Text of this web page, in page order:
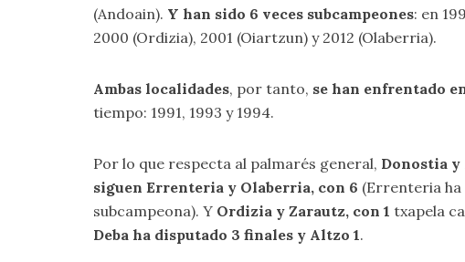
(Andoain). Y han sido 6 veces subcampeones: en
2000 (Ordizia), 2001 (Oiartzun) y 2012 (Olaberria).
Ambas localidades, por tanto, se han enfrentado
tiempo: 1991, 1993 y 1994.
Por lo que respecta al palmarés general, Donostia y
siguen Errenteria y Olaberria, con 6 (Errenteria ha
subcampeona). Y Ordizia y Zarautz, con 1 txapela
Deba ha disputado 3 finales y Altzo 1.